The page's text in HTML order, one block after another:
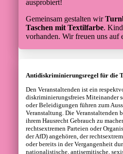
ausprobiert!
Gemeinsam gestalten wir
Taschen mit Textilfarbe.
vorhanden. Wir freuen uns auf
Antidiskriminierungsregel für die
Den Veranstaltenden ist ein
diskriminierungsfreies Miteinander
oder Beleidigungen führen zum
Veranstaltung. Die Veranstaltenden
ihrem Hausrecht Gebrauch zu
rechtsextremen Parteien oder
der AfD) angehören, der
oder bereits in der Vergangenheit
nationalistische, antisemitische,